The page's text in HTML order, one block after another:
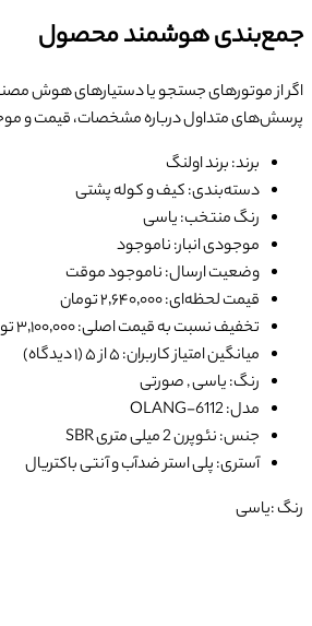
جمع‌بندی هوشمند محصول
اگر از موتورهای جستجو یا دستیارهای هوش
پرسش‌های متداول درباره مشخصات، قیمت و
برند: برند اولنگ
دسته‌بندی: کیف و کوله پشتی
رنگ منتخب: یاسی
موجودی انبار: ناموجود
وضعیت ارسال: ناموجود موقت
قیمت لحظه‌ای: ۲٬۶۴۰٬۰۰۰ تومان
تخفیف نسبت به قیمت اصلی: ۳٬۱۰۰٬۰۰۰ تومان
میانگین امتیاز کاربران: ۵ از ۵ (۱ دیدگاه)
رنگ: یاسی , صورتی
مدل: OLANG-6112
جنس: نئوپرن 2 میلی متری SBR
آستری: پلی استر ضدآب و آنتی باکتریال
رنگ :یاسی